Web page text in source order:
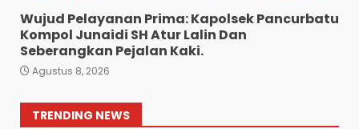
Wujud Pelayanan Prima: Kapolsek Pancurbatu
Kompol Junaidi SH Atur Lalin Dan
Seberangkan Pejalan Kaki.
Agustus 8, 2026
TRENDING NEWS
7
1
“Kem Alias Peng Diduga
Bandar Besar Narkoba
Tuntungan”.